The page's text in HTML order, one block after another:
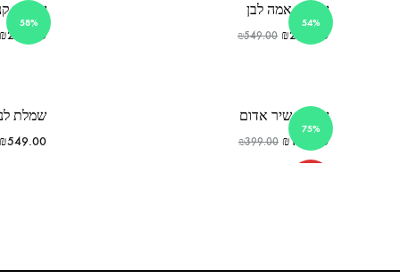
54%
שמלת אמה לבן
₪250.00
₪549.00
58%
שמלת
₪250.00
75%
שמלת שיר אדום
₪100.00
₪399.00
שמלת
₪549.00